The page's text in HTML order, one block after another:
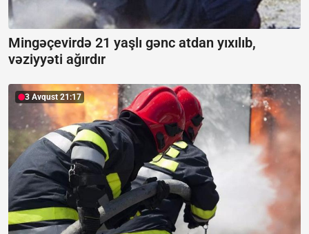
Mingəçevirdə 21 yaşlı gənc atdan yıxılıb,
vəziyyəti ağırdır
3 Avqust 21:17